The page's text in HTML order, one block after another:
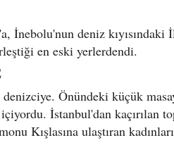
İnebolu'nun deniz kıyısındaki
en eski yerlerdendi.
Önündeki küçük
İstanbul'dan kaçırılan
Kışlasına ulaştıran